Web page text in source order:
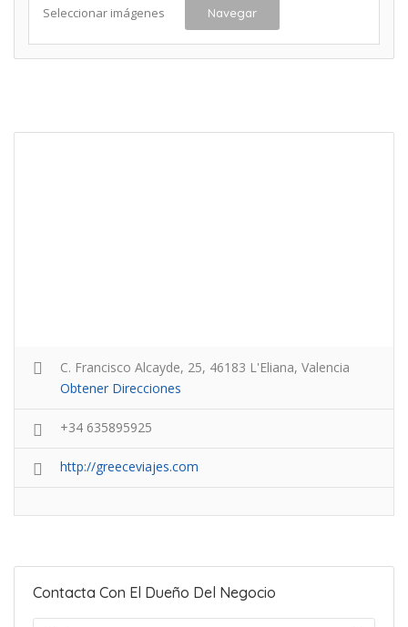
Seleccionar imágenes Navegar
C. Francisco Alcayde, 25, 46183 L'Eliana, Valencia
Obtener Direcciones
+34 635895925
http://greeceviajes.com
Contacta Con El Dueño Del Negocio